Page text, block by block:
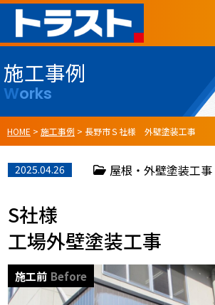
施工事例
Works
HOME > 施工事例 > 長野市Ｓ社様 外壁塗装工事
2025.04.26 屋根・外壁塗装工事
S社様
工場外壁塗装工事
施工前 Before